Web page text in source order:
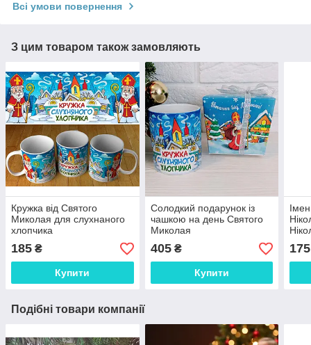
Всі умови повернення
З цим товаром також замовляють
Кружка від Святого
Миколая для слухнаного
хлопчика
185 ₴
Купити
Солодкий подарунок із
чашкою на день Святого
Миколая
405₴
Купити
175
Подібні товари компанії